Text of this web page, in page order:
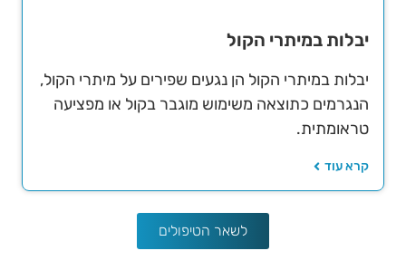
יבלות במיתרי הקול
יבלות במיתרי הקול הן נגעים שפירים על מיתרי הקול,
הנגרמים כתוצאה משימוש מוגבר בקול או מפציעה
טראומתית.
קרא עוד
לשאר הטיפולים